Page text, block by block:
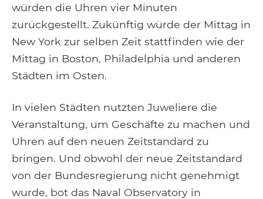
würden die Uhren vier Minuten
zurückgestellt. Zukünftig würde der Mittag in
New York zur selben Zeit stattfinden wie der
Mittag in Boston, Philadelphia und anderen
Städten im Osten.
In vielen Städten nutzten Juweliere die
Veranstaltung, um Geschäfte zu machen und
Uhren auf den neuen Zeitstandard zu
bringen. Und obwohl der neue Zeitstandard
von der Bundesregierung nicht genehmigt
wurde, bot das Naval Observatory in